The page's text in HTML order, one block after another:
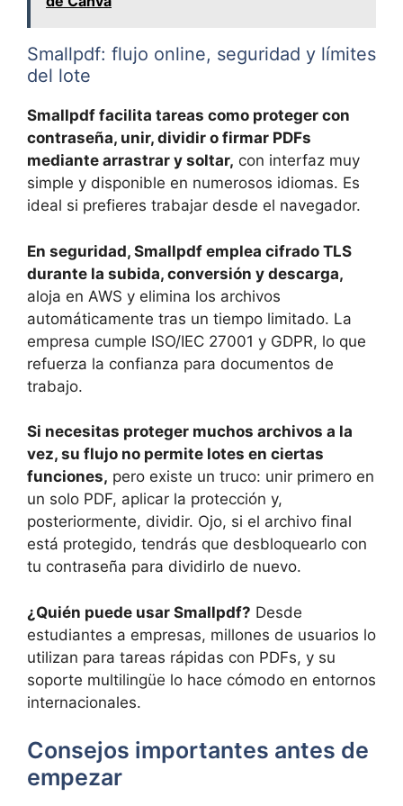
Smallpdf: flujo online, seguridad y límites
del lote
Smallpdf facilita tareas como proteger con
contraseña, unir, dividir o firmar PDFs
mediante arrastrar y soltar, con interfaz muy
simple y disponible en numerosos idiomas. Es
ideal si prefieres trabajar desde el navegador.
En seguridad, Smallpdf emplea cifrado TLS
durante la subida, conversión y descarga,
aloja en AWS y elimina los archivos
automáticamente tras un tiempo limitado. La
empresa cumple ISO/IEC 27001 y GDPR, lo que
refuerza la confianza para documentos de
trabajo.
Si necesitas proteger muchos archivos a la
vez, su flujo no permite lotes en ciertas
funciones, pero existe un truco: unir primero en
un solo PDF, aplicar la protección y,
posteriormente, dividir. Ojo, si el archivo final
está protegido, tendrás que desbloquearlo con
tu contraseña para dividirlo de nuevo.
¿Quién puede usar Smallpdf? Desde
estudiantes a empresas, millones de usuarios lo
utilizan para tareas rápidas con PDFs, y su
soporte multilingüe lo hace cómodo en entornos
internacionales.
Consejos importantes antes de
empezar